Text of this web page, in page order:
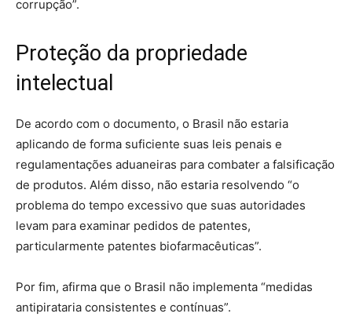
corrupção”.
Proteção da propriedade
intelectual
De acordo com o documento, o Brasil não estaria
aplicando de forma suficiente suas leis penais e
regulamentações aduaneiras para combater a falsificação
de produtos. Além disso, não estaria resolvendo “o
problema do tempo excessivo que suas autoridades
levam para examinar pedidos de patentes,
particularmente patentes biofarmacêuticas”.
Por fim, afirma que o Brasil não implementa “medidas
antipirataria consistentes e contínuas”.